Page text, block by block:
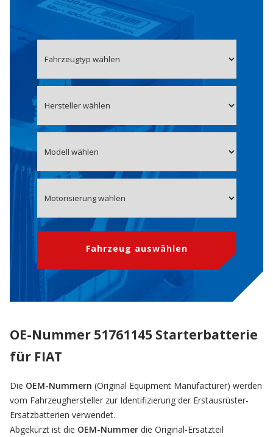
Fahrzeug auswählen
OE-Nummer 51761145 Starterbatterie
für FIAT
Die OEM-Nummern (Original Equipment Manufacturer) werden
vom Fahrzeughersteller zur Identifizierung der Erstausrüster-
Ersatzbatterien verwendet.
Abgekürzt ist die OEM-Nummer die Original-Ersatzteil